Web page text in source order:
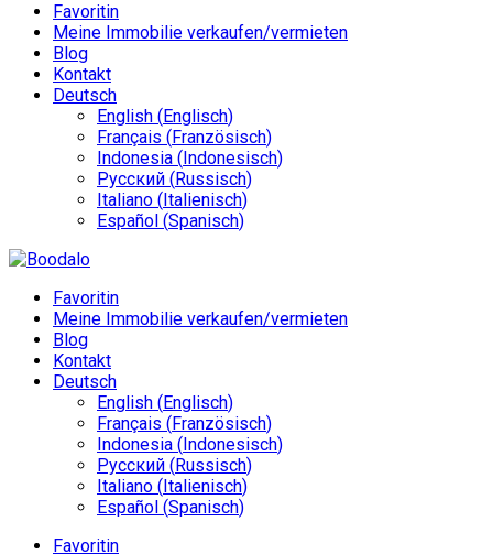
Favoritin
Meine Immobilie verkaufen/vermieten
Blog
Kontakt
Deutsch
English (Englisch)
Français (Französisch)
Indonesia (Indonesisch)
Русский (Russisch)
Italiano (Italienisch)
Español (Spanisch)
Favoritin
Meine Immobilie verkaufen/vermieten
Blog
Kontakt
Deutsch
English (Englisch)
Français (Französisch)
Indonesia (Indonesisch)
Русский (Russisch)
Italiano (Italienisch)
Español (Spanisch)
Favoritin